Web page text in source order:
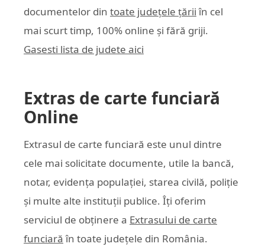
documentelor din toate județele țării în cel
mai scurt timp, 100% online și fără griji.
Gasesti lista de judete aici
Extras de carte funciară
Online
Extrasul de carte funciară este unul dintre
cele mai solicitate documente, utile la bancă,
notar, evidența populației, starea civilă, poliție
și multe alte instituții publice. Îți oferim
serviciul de obținere a Extrasului de carte
funciară în toate județele din România.